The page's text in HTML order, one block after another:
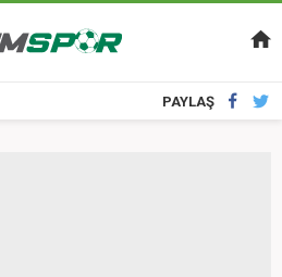
PAYLAŞ